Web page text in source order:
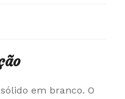
em branco. O